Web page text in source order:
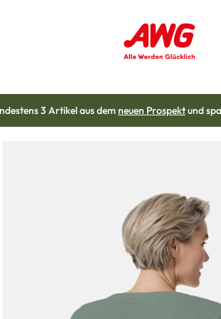
3 Artikel aus demneuen Prospektund